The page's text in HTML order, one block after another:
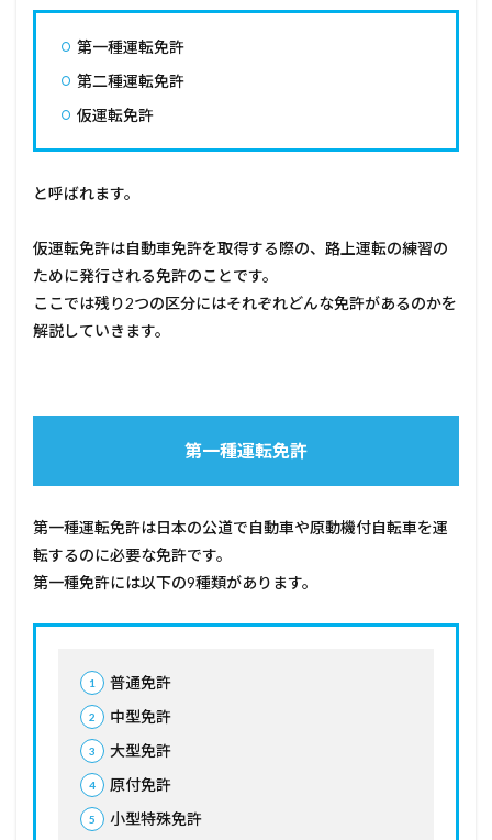
一種・
第二
種）
1.2.2
中型免
一種・
種）
大型免
許（第
第二
種）
けん引
（第一
種・第
免許
（第一
種の
み）
1.2.7
小型二
輪免許
第一種運転免許
第二種運転免許
仮運転免許
と呼ばれます。
仮運転免許は自動車免許を取得する際の、路上運転の練習の
ために発行される免許のことです。
ここでは残り2つの区分にはそれぞれどんな免許があるのかを
解説していきます。
第一種運転免許
第一種運転免許は日本の公道で自動車や原動機付自転車を運
転するのに必要な免許です。
第一種免許には以下の9種類があります。
普通免許
中型免許
大型免許
原付免許
小型特殊免許